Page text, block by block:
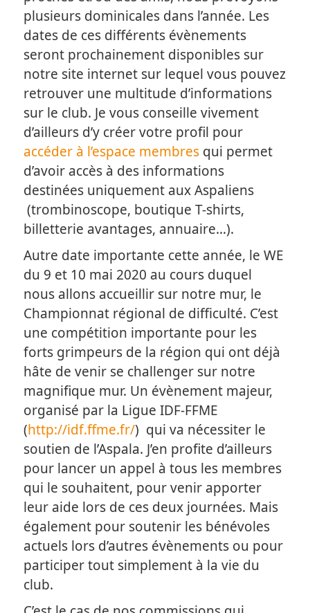
plusieurs dominicales dans l’année. Les
dates de ces différents évènements
seront prochainement disponibles sur
notre site internet sur lequel vous pouvez
retrouver une multitude d’informations
sur le club. Je vous conseille vivement
d’ailleurs d’y créer votre profil pour
accéder à l’espace membres qui permet
d’avoir accès à des informations
destinées uniquement aux Aspaliens
(trombinoscope, boutique T-shirts,
billetterie avantages, annuaire…).
Autre date importante cette année, le WE
du 9 et 10 mai 2020 au cours duquel
nous allons accueillir sur notre mur, le
Championnat régional de difficulté. C’est
une compétition importante pour les
forts grimpeurs de la région qui ont déjà
hâte de venir se challenger sur notre
magnifique mur. Un évènement majeur,
organisé par la Ligue IDF-FFME
(http://idf.ffme.fr/) qui va nécessiter le
soutien de l’Aspala. J’en profite d’ailleurs
pour lancer un appel à tous les membres
qui le souhaitent, pour venir apporter
leur aide lors de ces deux journées. Mais
également pour soutenir les bénévoles
actuels lors d’autres évènements ou pour
participer tout simplement à la vie du
club.